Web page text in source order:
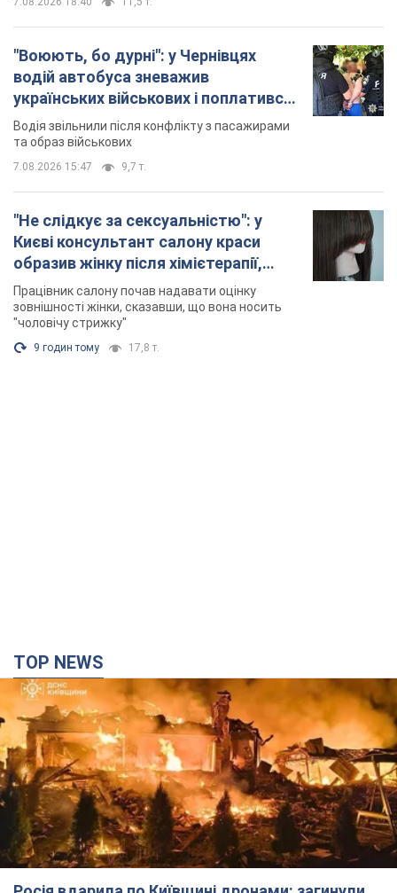
Києві консультант салону краси
образив жінку після хімієтерапії,
розгорівся скандал. Фото
Працівник салону почав надавати оцінку
зовнішності жінки, сказавши, що вона носить
"чоловічу стрижку"
Росія вдарила по Київщині дронами: загинули
троє людей, серед них – дитина. Фото
Також є постраждалі через атаку ворога
2 години тому 34,3 т.
"Верніть Федорова": у містах України 23-й день
поспіль тривають масові мітинги з
картонками. Фото і відео
Учасники акцій продовжують серію щоденних протестів
9 годин тому 3,3 т.